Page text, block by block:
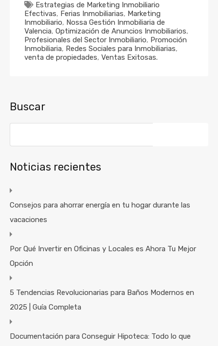
Estrategias de Marketing Inmobiliario
Efectivas, Ferias Inmobiliarias, Marketing
Inmobiliario, Nossa Gestión Inmobiliaria de
Valencia, Optimización de Anuncios Inmobiliarios,
Profesionales del Sector Inmobiliario, Promoción
Inmobiliaria, Redes Sociales para Inmobiliarias,
venta de propiedades, Ventas Exitosas.
Buscar
Noticias recientes
Consejos para ahorrar energía en tu hogar durante las
vacaciones
Por Qué Invertir en Oficinas y Locales es Ahora Tu Mejor
Opción
5 Tendencias Revolucionarias para Baños Modernos en
2025 | Guía Completa
Documentación para Conseguir Hipoteca: Todo lo que